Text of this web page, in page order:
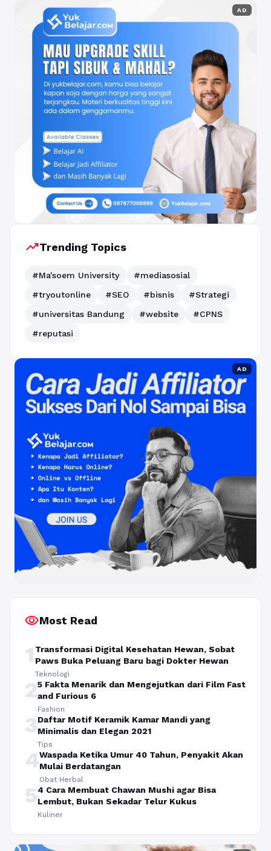
AD
trending_upTrending Topics
#Ma'soem University
#mediasosial
#tryoutonline
#SEO #bisnis
#Strategi
#universitas Bandung
#website
#CPNS
#reputasi
AD
visibilityMost Read
1 Transformasi Digital Kesehatan Hewan, Sobat
Paws Buka Peluang Baru bagi Dokter Hewan
Teknologi
25 Fakta Menarik dan Mengejutkan dari Film Fast
and Furious 6
Fashion
3Daftar Motif Keramik Kamar Mandi yang
Minimalis dan Elegan 2021
Tips
4Waspada Ketika Umur 40 Tahun, Penyakit Akan
Mulai Berdatangan
Obat Herbal
54 Cara Membuat Chawan Mushi agar Bisa
Lembut, Bukan Sekadar Telur Kukus
Kuliner